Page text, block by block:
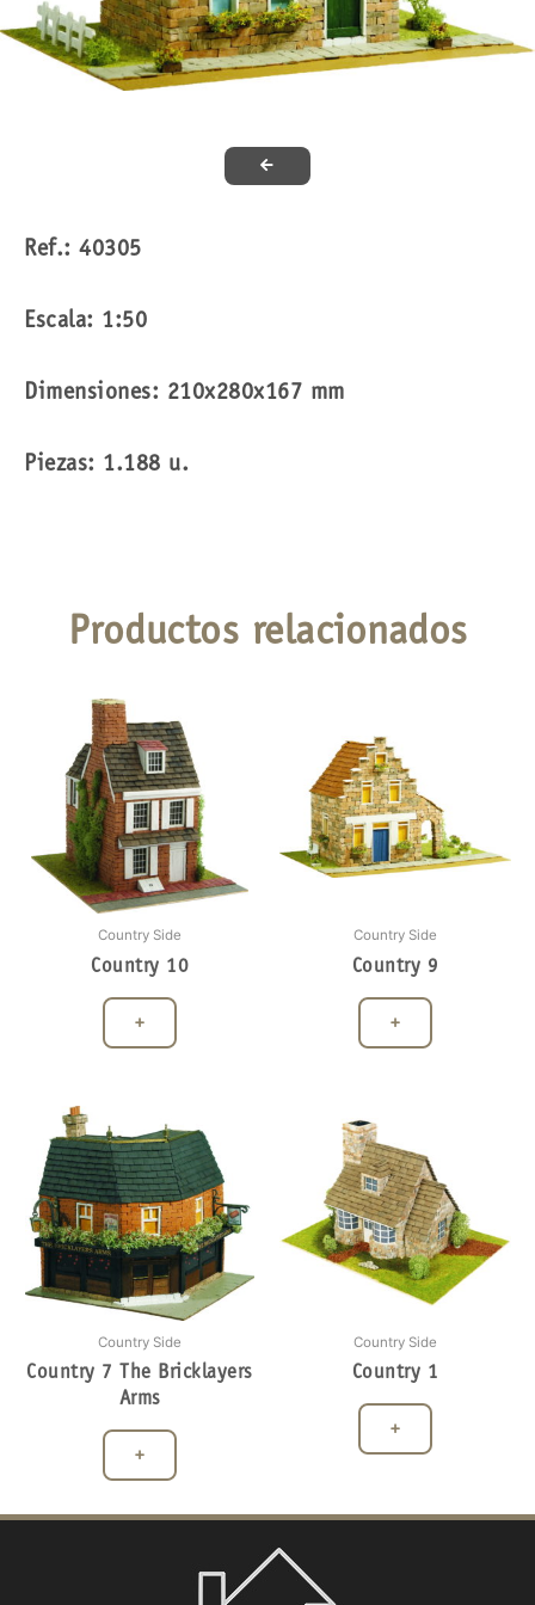
Ref.: 40305
Escala: 1:50
Dimensiones: 210x280x167 mm
Piezas: 1.188 u.
Productos relacionados
Country Side
Country 10
+
Country Side
Country 9
+
Country Side
Country 7 The Bricklayers
Arms
+
Country Side
Country 1
+